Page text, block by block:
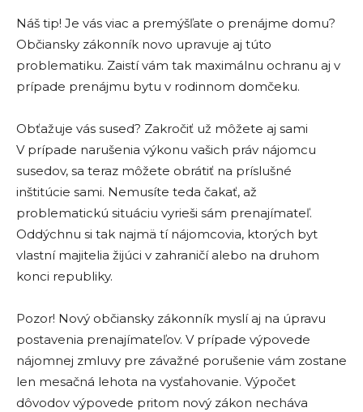
Náš tip! Je vás viac a premýšľate o prenájme domu?
Občiansky zákonník novo upravuje aj túto
problematiku. Zaistí vám tak maximálnu ochranu aj v
prípade prenájmu bytu v rodinnom domčeku.
Obťažuje vás sused? Zakročiť už môžete aj sami
V prípade narušenia výkonu vašich práv nájomcu
susedov, sa teraz môžete obrátiť na príslušné
inštitúcie sami. Nemusíte teda čakať, až
problematickú situáciu vyrieši sám prenajímateľ.
Oddýchnu si tak najmä tí nájomcovia, ktorých byt
vlastní majitelia žijúci v zahraničí alebo na druhom
konci republiky.
Pozor! Nový občiansky zákonník myslí aj na úpravu
postavenia prenajímateľov. V prípade výpovede
nájomnej zmluvy pre závažné porušenie vám zostane
len mesačná lehota na vysťahovanie. Výpočet
dôvodov výpovede pritom nový zákon necháva